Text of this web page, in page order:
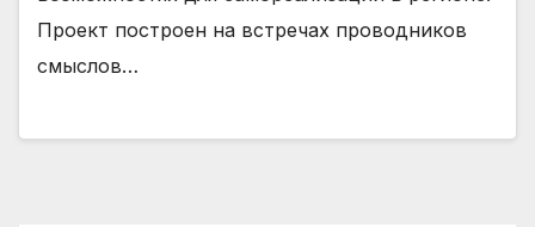
Проект построен на встречах проводников
смыслов…